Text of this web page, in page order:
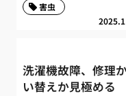
害虫
洗濯機故障、修理
い替えか見極める